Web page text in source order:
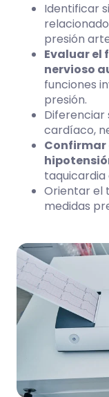
Identificar
presión
Evaluar el
nervioso
funciones
presión.
Diferenciar
cardíaco,
Confirmar
Orientar el
medidas